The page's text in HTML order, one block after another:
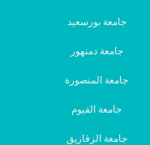
جامعة بورسعيد
جامعة دمنهور
جامعة المنصورة
جامعة الفيوم
جامعة الزقازيق